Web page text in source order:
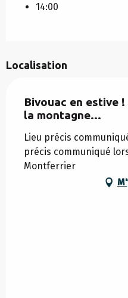
14:00
Localisation
Bivouac en estive
la montagne…
Lieu précis
précis communiqué
Montferrier